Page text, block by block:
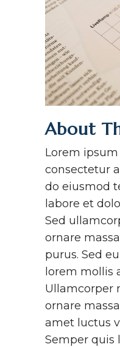
About
Lorem
consectetur
do eiusmod
labore et
Sed
ornare
purus. Sed
lorem mollis
Ullamcorper
ornare
amet luctus
Semper quis